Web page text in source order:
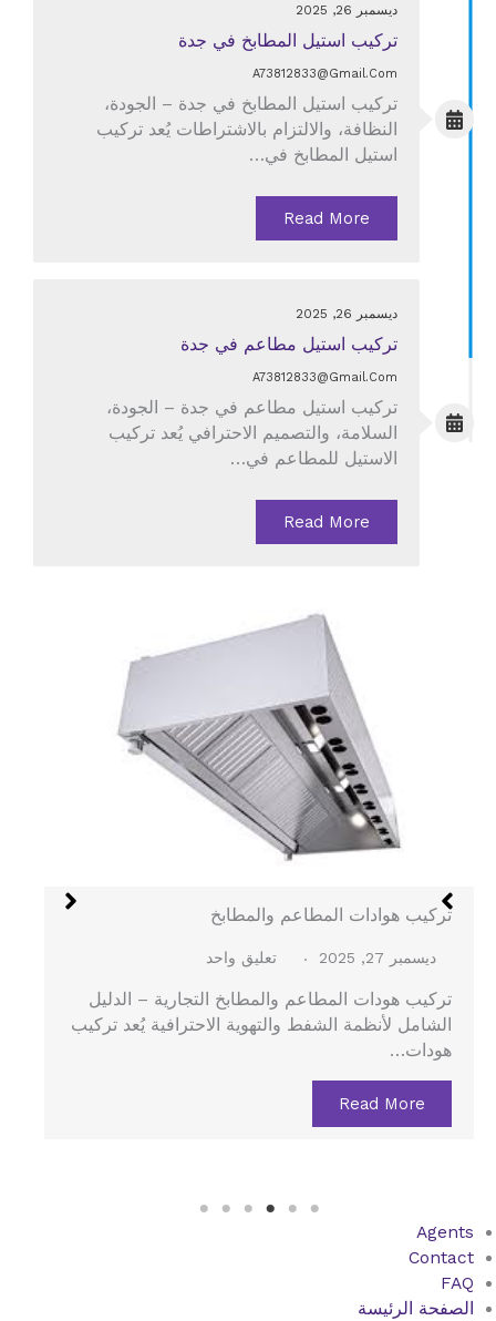
ديسمبر 26, 2025
تركيب استيل المطابخ في جدة
A73812833@gmail.com
تركيب استيل المطابخ في جدة – الجودة،
النظافة، والالتزام بالاشتراطات يُعد تركيب
استيل المطابخ في…
Read More
ديسمبر 26, 2025
تركيب استيل مطاعم في جدة
A73812833@gmail.com
تركيب استيل مطاعم في جدة – الجودة،
السلامة، والتصميم الاحترافي يُعد تركيب
الاستيل للمطاعم في…
Read More
هود الستانلس في جدة
ديسمبر 27, 2025 لا توجد تعليقات
هود الستانلس في جدة – الدليل الشامل لتركيب هود
المطاعم والمطابخ المركزية يُعد هود الستانلس…
Read More
Agents
Contact
FAQ
الصفحة الرئيسة